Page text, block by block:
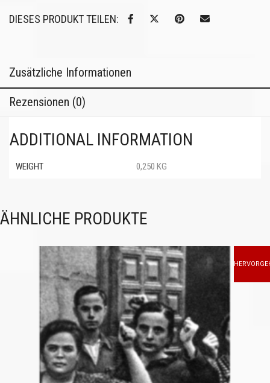
DIESES PRODUKT TEILEN:
Zusätzliche Informationen
Rezensionen (0)
ADDITIONAL INFORMATION
WEIGHT 0,250 KG
ÄHNLICHE PRODUKTE